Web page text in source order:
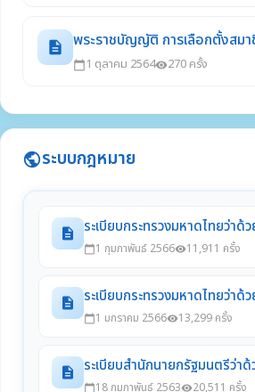
description พระราชบัญญัติ การเลือกตั้งสม
calendar_today 1 ตุลาคม 2564visibility270 ครั้ง
publicระบบกฎหมาย